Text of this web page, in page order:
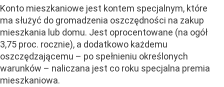
Konto mieszkaniowe jest kontem specjalnym, które
ma służyć do gromadzenia oszczędności na zakup
mieszkania lub domu. Jest oprocentowane (na ogół
3,75 proc. rocznie), a dodatkowo każdemu
oszczędzającemu – po spełnieniu określonych
warunków – naliczana jest co roku specjalna premia
mieszkaniowa.